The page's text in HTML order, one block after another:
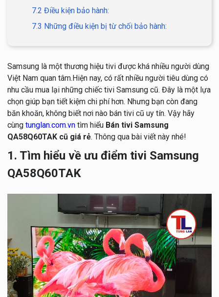
7.2 Điều kiện bảo hành:
7.3 Những điều kiện bị từ chối bảo hành:
Samsung là một thương hiệu tivi được khá nhiều người dùng
Việt Nam quan tâm.Hiện nay, có rất nhiều người tiêu dùng có
nhu cầu mua lại những chiếc tivi Samsung cũ. Đây là một lựa
chọn giúp bạn tiết kiệm chi phí hơn. Nhưng bạn còn đang
băn khoăn, không biết nơi nào bán tivi cũ uy tín. Vậy hãy
cùng tunglan.com.vn tìm hiểu Bán tivi Samsung
QA58Q60TAK cũ giá rẻ. Thông qua bài viết này nhé!
1. Tìm hiểu về ưu điểm tivi Samsung
QA58Q60TAK